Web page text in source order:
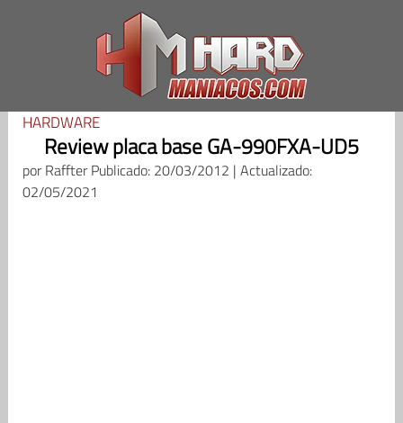
HARDWARE
Review placa base GA-990FXA-UD5
porRaffter Publicado: 20/03/2012 | Actualizado:
02/05/2021